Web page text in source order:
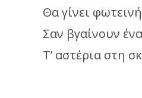
Θα γίνει φωτεινή
Σαν βγαίνουν
Τ’ αστέρια στη